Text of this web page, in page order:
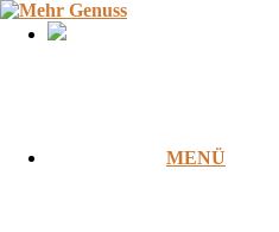
Zum
Inhalt
MENÜ